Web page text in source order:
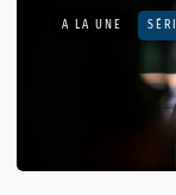
A LA UNE